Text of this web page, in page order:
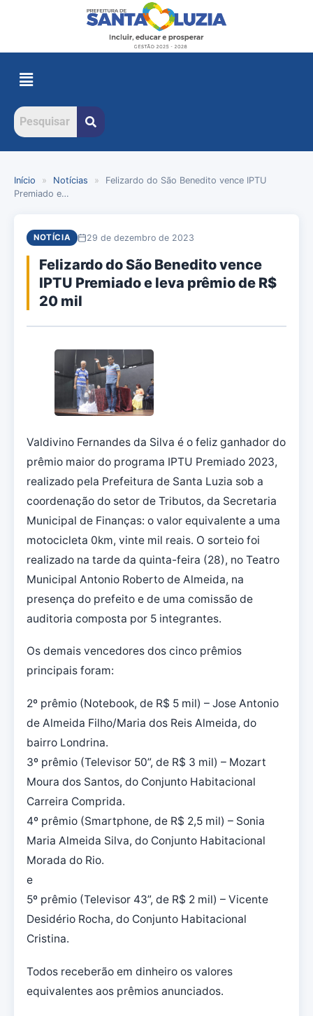
Início » Notícias »
Felizardo do São Benedito vence IPTU
Premiado e…
NOTÍCIA 29 de dezembro de 2023
Felizardo do São Benedito vence
IPTU Premiado e leva prêmio de R$
20 mil
Valdivino Fernandes da Silva é o feliz ganhador do
prêmio maior do programa IPTU Premiado 2023,
realizado pela Prefeitura de Santa Luzia sob a
coordenação do setor de Tributos, da Secretaria
Municipal de Finanças: o valor equivalente a uma
motocicleta 0km, vinte mil reais. O sorteio foi
realizado na tarde da quinta-feira (28), no Teatro
Municipal Antonio Roberto de Almeida, na
presença do prefeito e de uma comissão de
auditoria composta por 5 integrantes.
Os demais vencedores dos cinco prêmios
principais foram:
2º prêmio (Notebook, de R$ 5 mil) – Jose Antonio
de Almeida Filho/Maria dos Reis Almeida, do
bairro Londrina.
3º prêmio (Televisor 50”, de R$ 3 mil) – Mozart
Moura dos Santos, do Conjunto Habitacional
Carreira Comprida.
4º prêmio (Smartphone, de R$ 2,5 mil) – Sonia
Maria Almeida Silva, do Conjunto Habitacional
Morada do Rio.
e
5º prêmio (Televisor 43”, de R$ 2 mil) – Vicente
Desidério Rocha, do Conjunto Habitacional
Cristina.
Todos receberão em dinheiro os valores
equivalentes aos prêmios anunciados.